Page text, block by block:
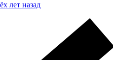
лет назад